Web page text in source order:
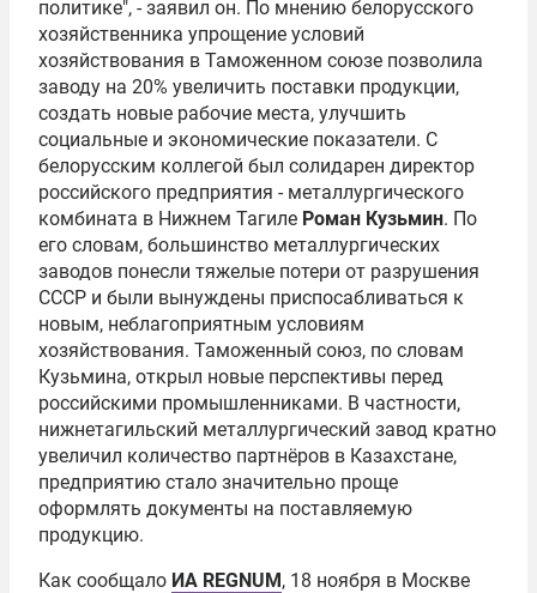
политике", - заявил он. По мнению белорусского
хозяйственника упрощение условий
хозяйствования в Таможенном союзе позволила
заводу на 20% увеличить поставки продукции,
создать новые рабочие места, улучшить
социальные и экономические показатели. С
белорусским коллегой был солидарен директор
российского предприятия - металлургического
комбината в Нижнем Тагиле Роман Кузьмин. По
его словам, большинство металлургических
заводов понесли тяжелые потери от разрушения
СССР и были вынуждены приспосабливаться к
новым, неблагоприятным условиям
хозяйствования. Таможенный союз, по словам
Кузьмина, открыл новые перспективы перед
российскими промышленниками. В частности,
нижнетагильский металлургический завод кратно
увеличил количество партнёров в Казахстане,
предприятию стало значительно проще
оформлять документы на поставляемую
продукцию.
Как сообщало ИА REGNUM, 18 ноября в Москве